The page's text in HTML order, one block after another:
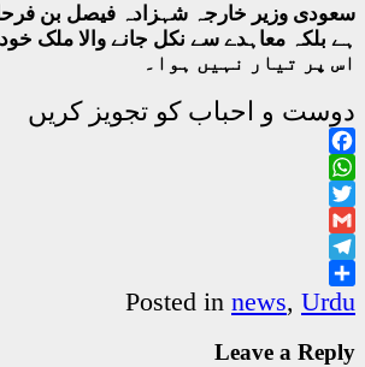
سعودی وزیر خارجہ شہزادہ فیصل بن
اس پر تیار نہیں ہوا۔
دوست و احباب کو تجویز کریں
Facebook
WhatsApp
Twitter
Gmail
Telegram
Share
Posted in news, Urdu
Leave a Reply